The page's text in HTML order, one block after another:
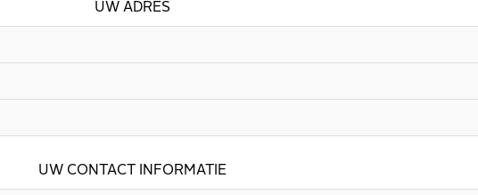
UW ADRES
UW CONTACT INFORMATIE